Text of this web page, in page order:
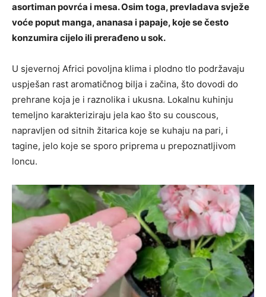
asortiman povrća i mesa. Osim toga, prevladava svježe
voće poput manga, ananasa i papaje, koje se često
konzumira cijelo ili prerađeno u sok.
U sjevernoj Africi povoljna klima i plodno tlo podržavaju
uspješan rast aromatičnog bilja i začina, što dovodi do
prehrane koja je i raznolika i ukusna. Lokalnu kuhinju
temeljno karakteriziraju jela kao što su couscous,
napravljen od sitnih žitarica koje se kuhaju na pari, i
tagine, jelo koje se sporo priprema u prepoznatljivom
loncu.